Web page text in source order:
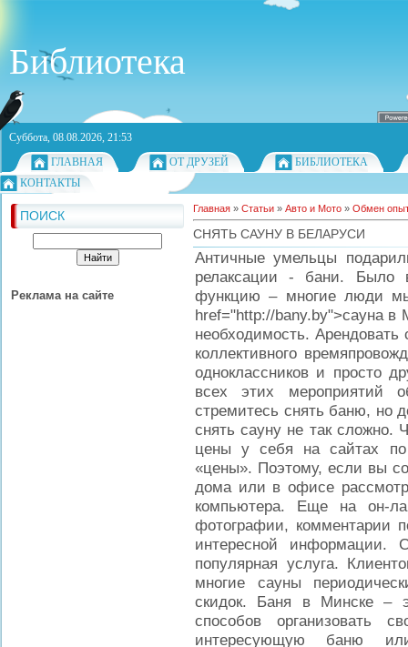
Библиотека
Суббота, 08.08.2026, 21:53
ГЛАВНАЯ
ОТ ДРУЗЕЙ
БИБЛИОТЕКА
КОНТАКТЫ
ПОИСК
Реклама на сайте
Главная » Статьи » Авто и Мото » Обмен
СНЯТЬ САУНУ В БЕЛАРУСИ
Античные умельцы
релаксации - бани. Было
функцию – многие люди
href="http://bany.by">сауна
необходимость.
коллективного
одноклассников и просто
всех этих мероприятий
стремитесь снять баню, но
снять сауну не так сложно.
цены у себя на сайтах
«цены». Поэтому, если вы
дома или в офисе
компьютера. Еще на он-
фотографии, комментарии
интересной информации.
популярная услуга.
многие сауны
скидок. Баня в Минске –
способов организовать
интересующую баню